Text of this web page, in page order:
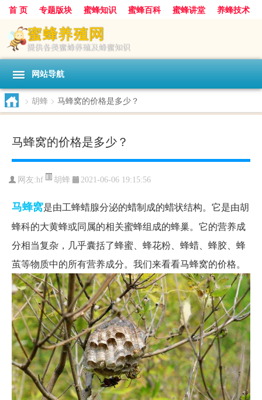
首 页 专题版块 蜜蜂知识 蜜蜂百科 蜜蜂讲堂
养蜂技术
中华蜜蜂
蜂蜜 胡蜂
网站导航
> 胡蜂 > 马蜂窝的价格是多少？
马蜂窝的价格是多少？
网友:hf 胡蜂 2021-06-06 19:15:56
马蜂窝是由工蜂蜡腺分泌的蜡制成的蜡状结构。它是由胡
蜂科的大黄蜂或同属的相关蜜蜂组成的蜂巢。它的营养成
分相当复杂，几乎囊括了蜂蜜、蜂花粉、蜂蜡、蜂胶、蜂
茧等物质中的所有营养成分。我们来看看马蜂窝的价格。